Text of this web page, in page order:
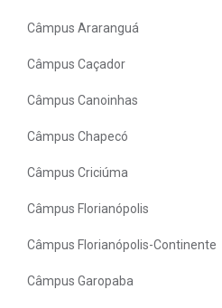
Câmpus Araranguá
Câmpus Caçador
Câmpus Canoinhas
Câmpus Chapecó
Câmpus Criciúma
Câmpus Florianópolis
Câmpus Florianópolis-Continente
Câmpus Garopaba